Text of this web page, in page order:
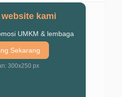
kami
UMKM & lembaga
Sekarang
300x250 px